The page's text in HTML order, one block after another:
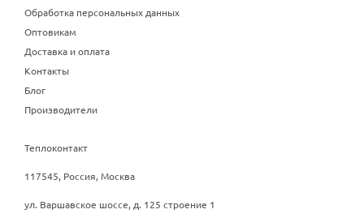
Обработка персональных данных
Оптовикам
Доставка и оплата
Контакты
Блог
Производители
Теплоконтакт
117545, Россия, Москва
ул. Варшавское шоссе, д. 125 строение 1